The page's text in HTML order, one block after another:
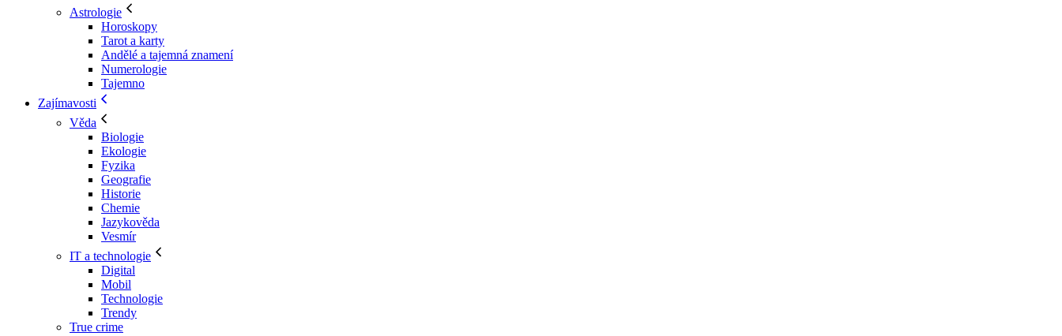
Astrologie
Horoskopy
Tarot a karty
Andělé a tajemná znamení
Numerologie
Tajemno
Zajímavosti
Věda
Biologie
Ekologie
Fyzika
Geografie
Historie
Chemie
Jazykověda
Vesmír
IT a technologie
Digital
Mobil
Technologie
Trendy
True crime